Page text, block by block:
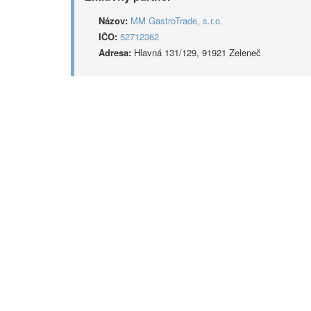
Názov: MM GastroTrade, s.r.o.
IČO: 52712362
Adresa: Hlavná 131/129, 91921 Zeleneč